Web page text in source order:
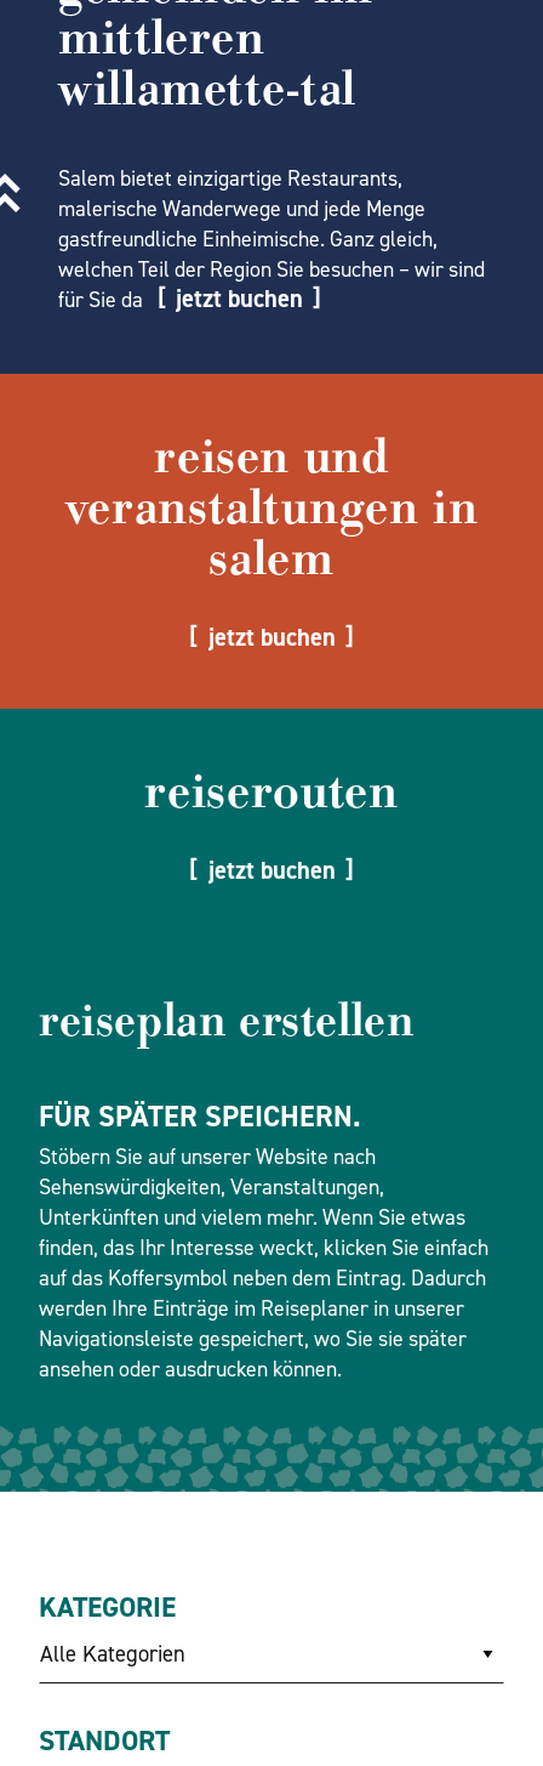
mittleren
willamette-tal
Salem bietet einzigartige Restaurants,
malerische Wanderwege und jede Menge
gastfreundliche Einheimische. Ganz gleich,
welchen Teil der Region Sie besuchen – wir sind
für Sie da
jetzt buchen
reisen und
veranstaltungen in
salem
jetzt buchen
reiserouten
jetzt buchen
reiseplan erstellen
FÜR SPÄTER SPEICHERN.
Stöbern Sie auf unserer Website nach
Sehenswürdigkeiten, Veranstaltungen,
Unterkünften und vielem mehr. Wenn Sie etwas
finden, das Ihr Interesse weckt, klicken Sie einfach
auf das Koffersymbol neben dem Eintrag. Dadurch
werden Ihre Einträge im Reiseplaner in unserer
Navigationsleiste gespeichert, wo Sie sie später
ansehen oder ausdrucken können.
KATEGORIE
Alle Kategorien
STANDORT